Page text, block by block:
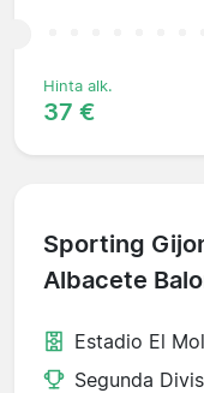
Hinta alk.
37 €
Sporting
Albacete
Estadio El
Segunda